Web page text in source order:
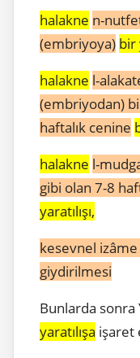
halakne n-
(embriyoya) bir
halakne l-
(embriyodan)
haftalık cenine
halakne l-
gibi olan 7-8
yaratılışı,
kesevnel
giydirilmesi
Bunlarda sonra
yaratılışa işaret